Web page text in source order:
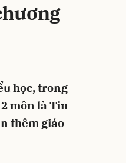
học, trong
môn là Tin
thêm giáo
Hủy